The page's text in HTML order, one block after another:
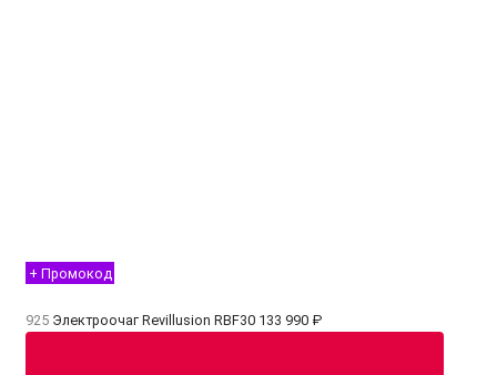
+ Промокод
925 Электроочаг Revillusion RBF30 133 990 ₽